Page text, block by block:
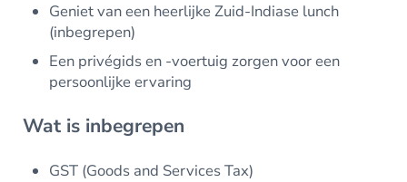
Geniet van een heerlijke Zuid-Indiase lunch
(inbegrepen)
Een privégids en -voertuig zorgen voor een
persoonlijke ervaring
Wat is inbegrepen
GST (Goods and Services Tax)